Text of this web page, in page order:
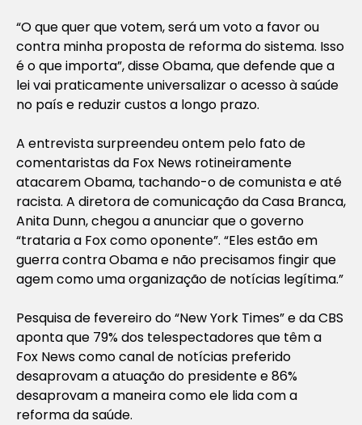
“O que quer que votem, será um voto a favor ou
contra minha proposta de reforma do sistema. Isso
é o que importa”, disse Obama, que defende que a
lei vai praticamente universalizar o acesso à saúde
no país e reduzir custos a longo prazo.
A entrevista surpreendeu ontem pelo fato de
comentaristas da Fox News rotineiramente
atacarem Obama, tachando-o de comunista e até
racista. A diretora de comunicação da Casa Branca,
Anita Dunn, chegou a anunciar que o governo
“trataria a Fox como oponente”. “Eles estão em
guerra contra Obama e não precisamos fingir que
agem como uma organização de notícias legítima.”
Pesquisa de fevereiro do “New York Times” e da CBS
aponta que 79% dos telespectadores que têm a
Fox News como canal de notícias preferido
desaprovam a atuação do presidente e 86%
desaprovam a maneira como ele lida com a
reforma da saúde.